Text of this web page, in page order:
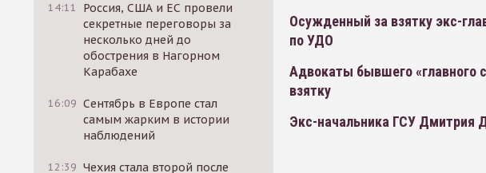
14:11
Россия, США и ЕС провели
секретные переговоры за
несколько дней до
обострения в Нагорном
Карабахе
16:09 Сентябрь в Европе стал
самым жарким в истории
наблюдений
12:39 Чехия стала второй после
Осужденный за взятку экс-
по УДО
Адвокаты бывшего «главного
взятку
Экс-начальника ГСУ Дмитрия